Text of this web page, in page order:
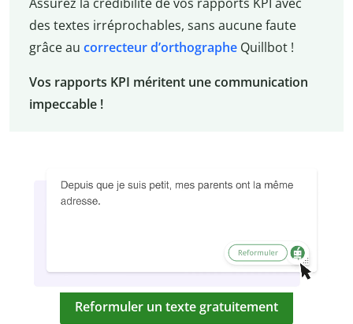
des textes irréprochables, sans aucune faute
grâce au correcteur d’orthographeQuillbot !
Vos rapports KPI méritent une communication
impeccable !
Reformuler un texte gratuitement